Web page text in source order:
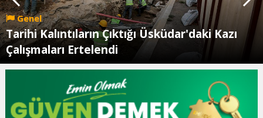
Genel
Tarihi Kalıntıların Çıktığı Üsküdar'daki Kazı
Çalışmaları Ertelendi